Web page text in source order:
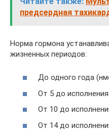
предсердная
Норма гормона
жизненных периодов:
До одного года
От 5 до
От 10 до
От 14 до